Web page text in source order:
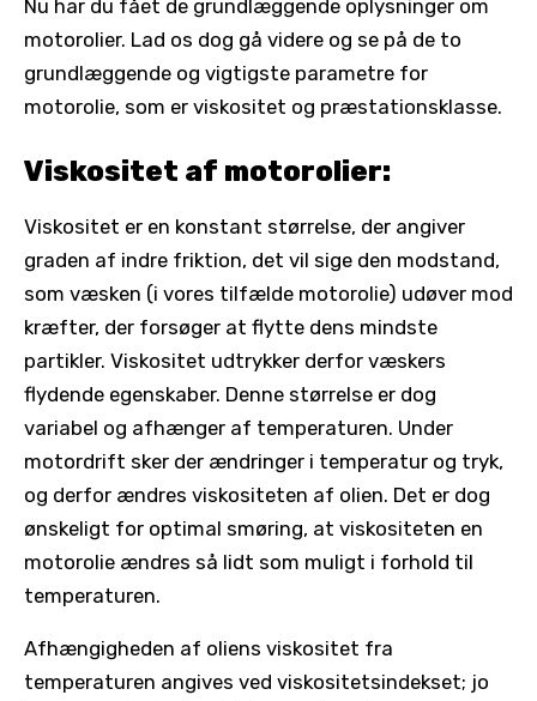
Nu har du fået de grundlæggende oplysninger om
motorolier. Lad os dog gå videre og se på de to
grundlæggende og vigtigste parametre for
motorolie, som er viskositet og præstationsklasse.
Viskositet af motorolier:
Viskositet er en konstant størrelse, der angiver
graden af indre friktion, det vil sige den modstand,
som væsken (i vores tilfælde motorolie) udøver mod
kræfter, der forsøger at flytte dens mindste
partikler. Viskositet udtrykker derfor væskers
flydende egenskaber. Denne størrelse er dog
variabel og afhænger af temperaturen. Under
motordrift sker der ændringer i temperatur og tryk,
og derfor ændres viskositeten af olien. Det er dog
ønskeligt for optimal smøring, at viskositeten en
motorolie ændres så lidt som muligt i forhold til
temperaturen.
Afhængigheden af oliens viskositet fra
temperaturen angives ved viskositetsindekset; jo